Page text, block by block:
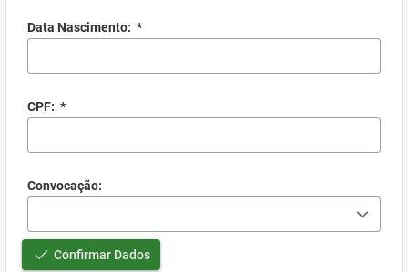
Data Nascimento: *
CPF: *
Convocação:
Confirmar Dados